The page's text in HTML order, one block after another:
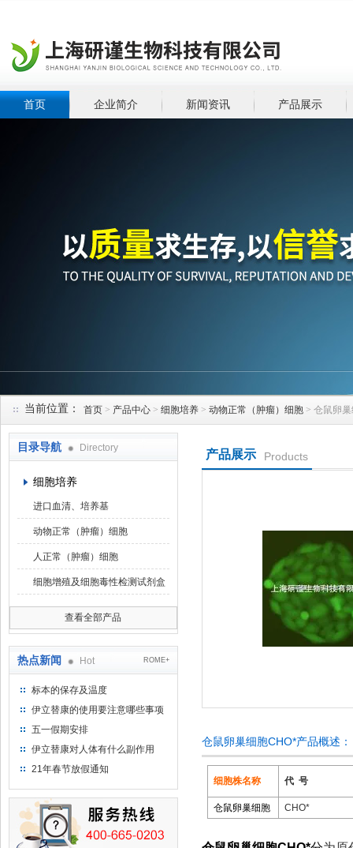
首页 企业简介 新闻资讯 产品展示
当前位置： 首页 > 产品中心 > 细胞培养 > 动物正常（肿瘤）细胞 > 仓鼠卵
目录导航 Directory
细胞培养
进口血清、培养基
动物正常（肿瘤）细胞
人正常（肿瘤）细胞
细胞增殖及细胞毒性检测试剂盒
查看全部产品
热点新闻 Hot ROME+
标本的保存及温度
伊立替康的使用要注意哪些事项
五一假期安排
伊立替康对人体有什么副作用
21年春节放假通知
产品展示 Products
仓鼠卵巢细胞CHO*产品概述：
细胞株名称 代 号
仓鼠卵巢细胞 CHO*